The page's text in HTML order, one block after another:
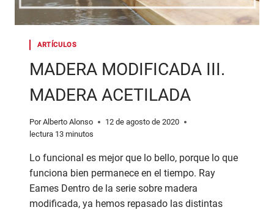
ARTÍCULOS
MADERA MODIFICADA III.
MADERA ACETILADA
Por Alberto Alonso
12 de agosto de 2020
lectura 13 minutos
Lo funcional es mejor que lo bello, porque lo que
funciona bien permanece en el tiempo. Ray
Eames Dentro de la serie sobre madera
modificada, ya hemos repasado las distintas